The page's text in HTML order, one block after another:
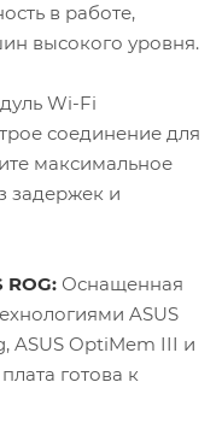
в работе,
высокого уровня.
Wi-Fi
соединение для
максимальное
задержек и
Оснащенная
ASUS
ASUS OptiMem III и
готова к